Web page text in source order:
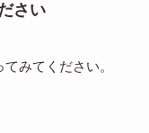
さい
みてください。